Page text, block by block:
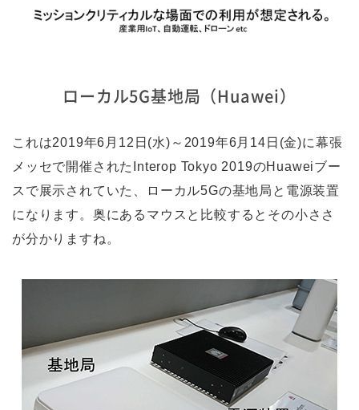
ローカル5G基地局（Huawei）
これは2019年6月12日(水)～2019年6月14日(金)に幕張
メッセで開催されたInterop Tokyo 2019のHuaweiブー
スで展示されていた、ローカル5Gの基地局と電源装置
になります。奥にあるマウスと比較するとその小ささ
が分かりますね。